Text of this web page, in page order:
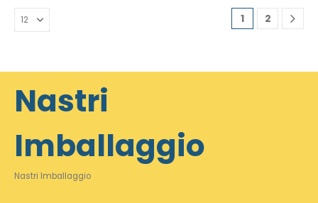
1 2
Nastri
Imballaggio
Nastri Imballaggio